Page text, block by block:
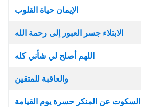
الإيمان حياة القلوب
الابتلاء جسر العبور إلى رحمة الله
اللهم أصلح لي شأني كله
والعاقبة للمتقين
السكوت عن المنكر حسرة يوم القيامة